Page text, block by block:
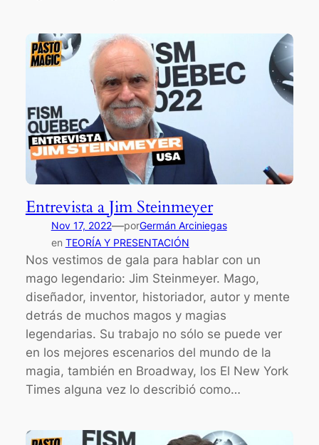
Entrevista a Jim Steinmeyer
Nov 17, 2022—porGermán Arciniegas
en TEORÍA Y PRESENTACIÓN
Nos vestimos de gala para hablar con un
mago legendario: Jim Steinmeyer. Mago,
diseñador, inventor, historiador, autor y mente
detrás de muchos magos y magias
legendarias. Su trabajo no sólo se puede ver
en los mejores escenarios del mundo de la
magia, también en Broadway, los El New York
Times alguna vez lo describió como…